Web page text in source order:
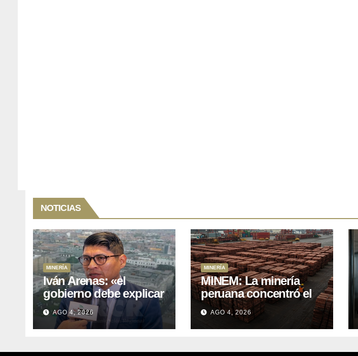
NOTICIAS
MINERÍA
Iván Arenas: «el
gobierno debe explicar
a Cajamarca que tiene
US$ 16 mil millones en
proyectos mineros
AGO 4, 2026
MINERÍA
MINEM: La minería
peruana concentró el
76.1% del total de las
exportaciones
nacionales entre enero
AGO 4, 2026